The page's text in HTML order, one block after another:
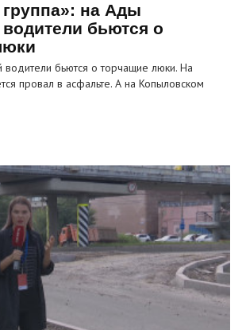
на Ады
бьются о
бьются о торчащие люки. На
провал в асфальте. А на Копыловском